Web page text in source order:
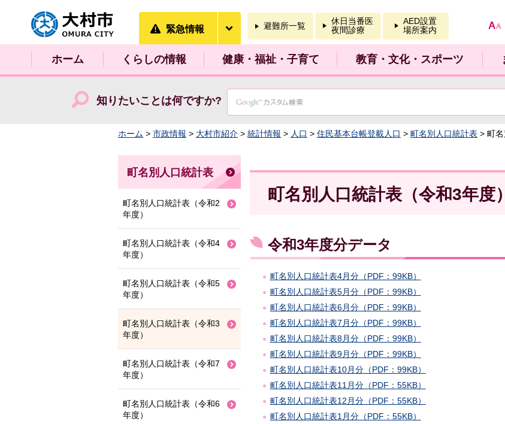
大村市
緊急情報 避難所一覧
休日当番医
夜間診療
AED設置
場所案内
ホーム くらしの情報 健康・福祉・子育て 教育・文化・スポーツ
知りたいことは何ですか?
ホーム > 市政情報 > 大村市紹介 > 統計情報 > 人口 > 住民基本台帳登載人口 > 町名別人口統計表 > 町名
町名別人口統計表（令和3年度）
令和3年度分データ
町名別人口統計表4月分（PDF：99KB）
町名別人口統計表5月分（PDF：99KB）
町名別人口統計表6月分（PDF：99KB）
町名別人口統計表7月分（PDF：99KB）
町名別人口統計表8月分（PDF：99KB）
町名別人口統計表9月分（PDF：99KB）
町名別人口統計表10月分（PDF：99KB）
町名別人口統計表11月分（PDF：55KB）
町名別人口統計表12月分（PDF：55KB）
町名別人口統計表1月分（PDF：55KB）
町名別人口統計表
町名別人口統計表（令和2
年度）
町名別人口統計表（令和4
年度）
町名別人口統計表（令和5
年度）
町名別人口統計表（令和3
年度）
町名別人口統計表（令和7
年度）
町名別人口統計表（令和6
年度）